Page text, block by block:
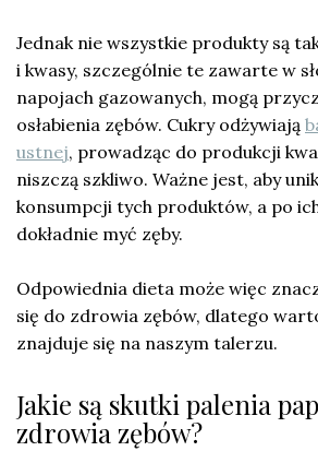
Jednak nie wszystkie produkty są
i kwasy, szczególnie te zawarte w
napojach gazowanych, mogą
osłabienia zębów. Cukry odżywiają
ustnej, prowadząc do produkcji
niszczą szkliwo. Ważne jest, aby
konsumpcji tych produktów, a po
dokładnie myć zęby.
Odpowiednia dieta może więc
się do zdrowia zębów, dlatego
znajduje się na naszym talerzu.
Jakie są skutki palenia
zdrowia zębów?